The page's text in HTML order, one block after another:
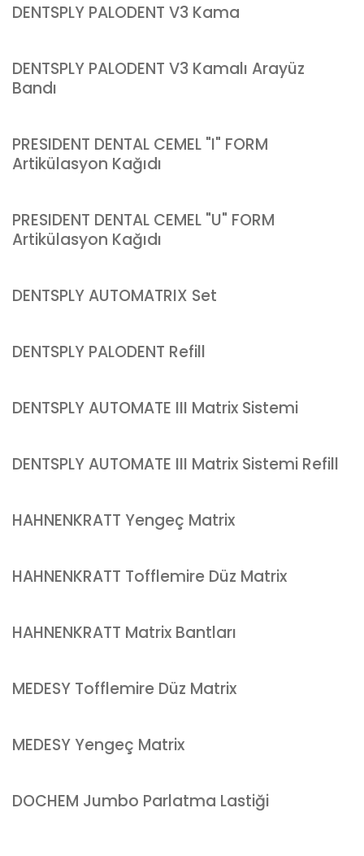
DENTSPLY PALODENT V3 Kama
DENTSPLY PALODENT V3 Kamalı Arayüz
Bandı
PRESIDENT DENTAL CEMEL "I" FORM
Artikülasyon Kağıdı
PRESIDENT DENTAL CEMEL "U" FORM
Artikülasyon Kağıdı
DENTSPLY AUTOMATRIX Set
DENTSPLY PALODENT Refill
DENTSPLY AUTOMATE III Matrix Sistemi
DENTSPLY AUTOMATE III Matrix Sistemi Refill
HAHNENKRATT Yengeç Matrix
HAHNENKRATT Tofflemire Düz Matrix
HAHNENKRATT Matrix Bantları
MEDESY Tofflemire Düz Matrix
MEDESY Yengeç Matrix
DOCHEM Jumbo Parlatma Lastiği